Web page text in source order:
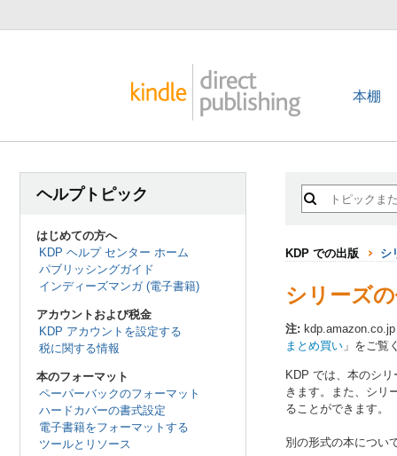
本棚
ヘルプトピック
はじめての方へ
KDP ヘルプ センター ホーム
パブリッシングガイド
インディーズマンガ (電子書籍)
アカウントおよび税金
KDP アカウントを設定する
税に関する情報
本のフォーマット
ペーパーバックのフォーマット
ハードカバーの書式設定
電子書籍をフォーマットする
ツールとリソース
KDP での出版 シ
シリーズ
注:
まとめ買い 」をご覧
KDP では、本のシ
きます。また、シリ
ることができます。
別の形式の本につい